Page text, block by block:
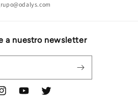
a nuestro newsletter
YouTubeTwitter